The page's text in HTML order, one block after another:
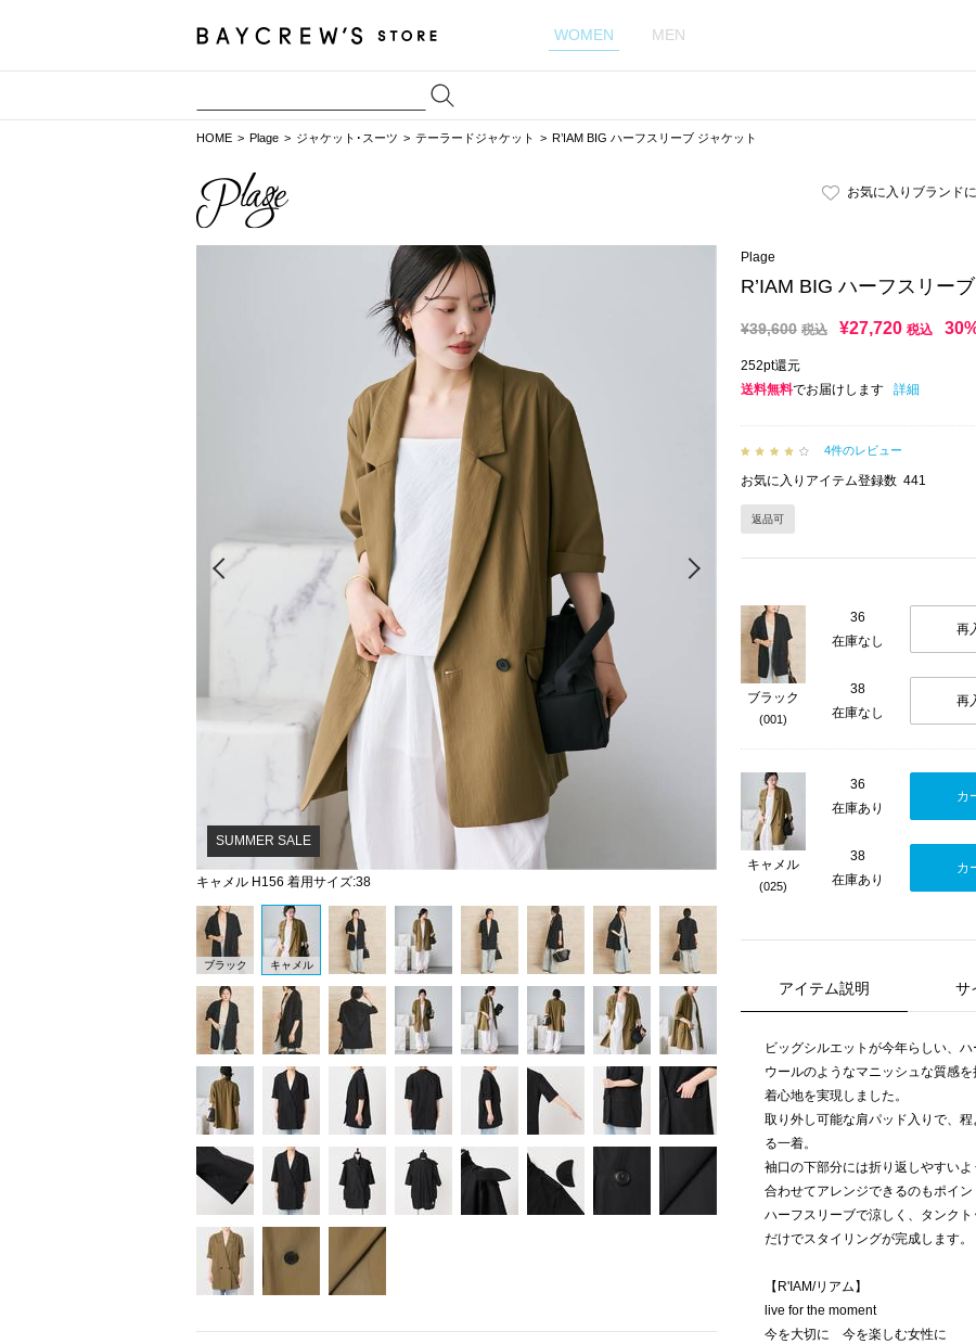
WOMEN MEN
HOME Plage ジャケット･スーツ テーラードジャケット R’IAM BIG ハーフスリーブ ジャケット
お気に入りブランド
キャメル H156 着用サイズ:38
Next
SUMMER SALE
ブラック キャメル
Plage
R’IAM BIG ハーフスリー
¥39,600 税込 ¥27,720 税込
252pt還元
送料無料でお届けします 詳細
4件のレビュー
お気に入りアイテム登録数 441
返品可
ブラック
(001)
36
在庫なし
再
38
在庫なし
再
キャメル
(025)
36
在庫あり
カ
38
在庫あり
カ
アイテム説明 サ
ビッグシルエットが今年らしい、ハ
ウールのようなマニッシュな質感
着心地を実現しました。
取り外し可能な肩パッド入りで、
る一着。
袖口の下部分には折り返しやすい
合わせてアレンジできるのもポイン
ハーフスリーブで涼しく、タンク
だけでスタイリングが完成します。
【R'IAM/リアム】
live for the moment
今を大切に 今を楽しむ女性に